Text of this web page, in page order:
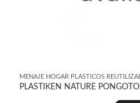
MENAJE HOGAR PLASTICOS
PLASTIKEN NATURE